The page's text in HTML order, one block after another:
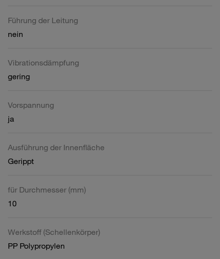
Führung der Leitung
nein
Vibrationsdämpfung
gering
Vorspannung
ja
Ausführung der Innenfläche
Gerippt
für Durchmesser (mm)
10
Werkstoff (Schellenkörper)
PP Polypropylen